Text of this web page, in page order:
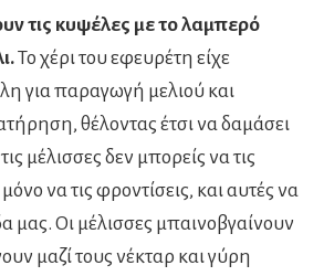
τις κυψέλες με το λαμπερό
Το χέρι του εφευρέτη είχε
για παραγωγή μελιού και
θέλοντας έτσι να δαμάσει
μέλισσες δεν μπορείς να τις
να τις φροντίσεις, και αυτές να
μας. Οι μέλισσες μπαινοβγαίνουν
μαζί τους νέκταρ και γύρη